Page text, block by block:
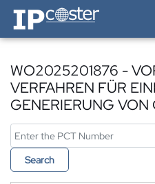
IP-Coster — Home
WO2025201876 -
VERFAHREN FÜR
GENERIERUNG VON
Search